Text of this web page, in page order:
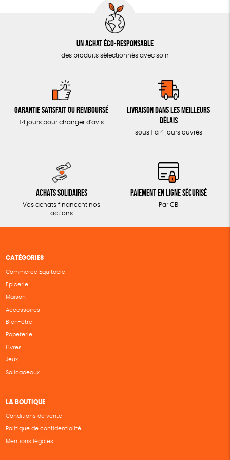
Un achat éco-responsable
des produits sélectionnés avec soin
Garantie satisfait ou remboursé
14 jours pour changer d'avis
Livraison dans les meilleurs
délais
sous 1 à 4 jours ouvrés
Achats solidaires
Vos achats financent nos
actions
Paiement en ligne sécurisé
Par CB
CATÉGORIES
Commerce Equitable
Epicerie
Maison
Accessoires
Bien-être
Papeterie
Livres
Jeux
Solicadeaux
LA BOUTIQUE
Conditions de vente
Politique de confidentialité
Mentions légales